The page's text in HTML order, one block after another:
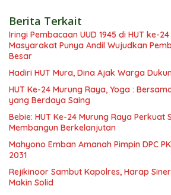
Berita Terkait
Iringi Pembacaan UUD 1945 di HUT ke-
Masyarakat Punya Andil Wujudkan Pembangunan yang Lebih
Besar
Hadiri HUT Mura, Dina Ajak Warga
HUT Ke-24 Murung Raya, Yoga :
yang Berdaya Saing
Bebie: HUT Ke-24 Murung Raya Perkuat
Membangun Berkelanjutan
Mahyono Emban Amanah Pimpin DPC
2031
Rejikinoor Sambut Kapolres, Harap
Makin Solid